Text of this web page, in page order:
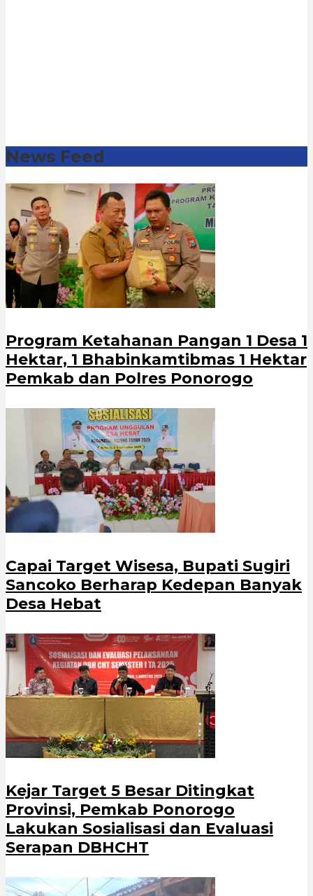
News Feed
Program Ketahanan Pangan 1 Desa 1
Hektar, 1 Bhabinkamtibmas 1 Hektar
Pemkab dan Polres Ponorogo
Capai Target Wisesa, Bupati Sugiri
Sancoko Berharap Kedepan Banyak
Desa Hebat
Kejar Target 5 Besar Ditingkat
Provinsi, Pemkab Ponorogo
Lakukan Sosialisasi dan Evaluasi
Serapan DBHCHT